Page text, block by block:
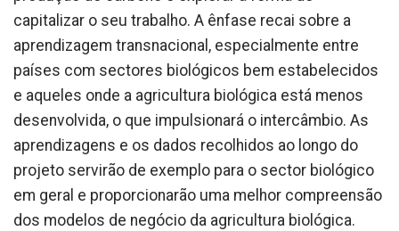
capitalizar o seu trabalho. A ênfase recai sobre a
aprendizagem transnacional, especialmente entre
países com sectores biológicos bem estabelecidos
e aqueles onde a agricultura biológica está menos
desenvolvida, o que impulsionará o intercâmbio. As
aprendizagens e os dados recolhidos ao longo do
projeto servirão de exemplo para o sector biológico
em geral e proporcionarão uma melhor compreensão
dos modelos de negócio da agricultura biológica.